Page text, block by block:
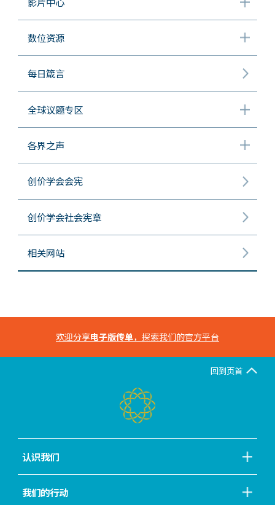
数位资源
每日箴言
全球议题专区
各界之声
创价学会会宪
创价学会社会宪章
相关网站
欢迎分享电子版传单，探索我们的官方平台
回到页首
认识我们
我们的行动